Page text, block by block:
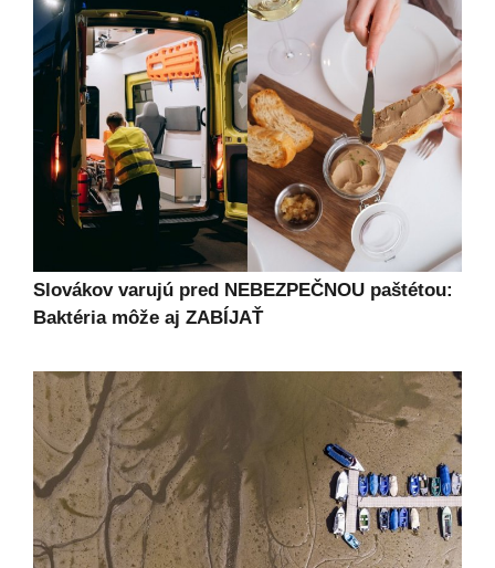
Slovákov varujú pred NEBEZPEČNOU paštétou:
Baktéria môže aj ZABÍJAŤ